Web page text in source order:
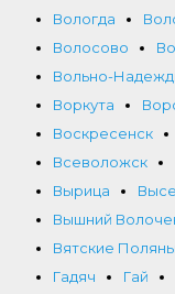
Вологда
Волосово
Вольно-
Воркута
Воскресенск
Всеволожск
Вырица
Вышний
Вятские Поляны
Гадяч
Гай